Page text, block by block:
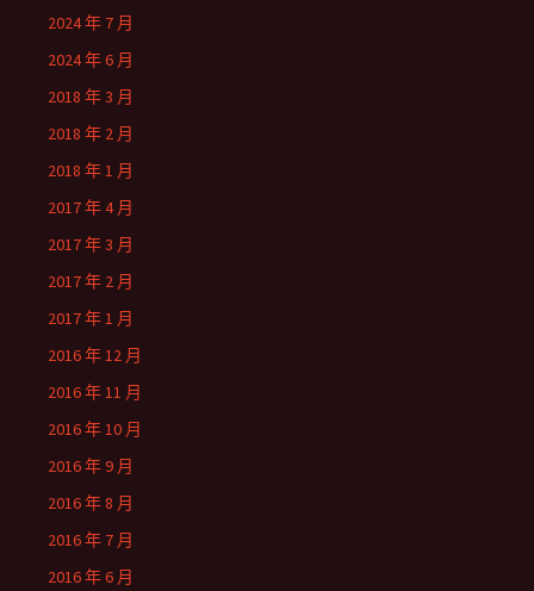
2024 年 7 月
2024 年 6 月
2018 年 3 月
2018 年 2 月
2018 年 1 月
2017 年 4 月
2017 年 3 月
2017 年 2 月
2017 年 1 月
2016 年 12 月
2016 年 11 月
2016 年 10 月
2016 年 9 月
2016 年 8 月
2016 年 7 月
2016 年 6 月